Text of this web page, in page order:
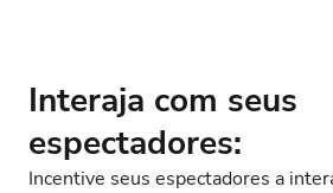
Interaja com seus
espectadores:
Incentive seus espectadores a